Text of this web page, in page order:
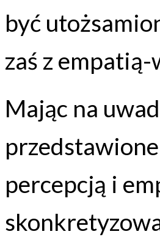
być
zaś z
Mając na
percepcją i